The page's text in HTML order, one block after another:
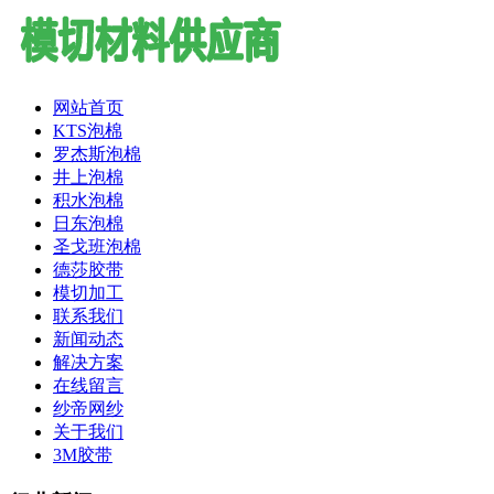
网站首页
KTS泡棉
罗杰斯泡棉
井上泡棉
积水泡棉
日东泡棉
圣戈班泡棉
德莎胶带
模切加工
联系我们
新闻动态
解决方案
在线留言
纱帝网纱
关于我们
3M胶带